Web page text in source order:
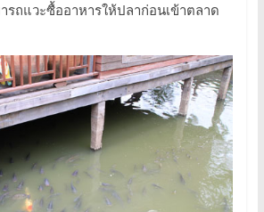
รถแวะซื้ออาหารให้ปลาก่อนเข้าตลาด